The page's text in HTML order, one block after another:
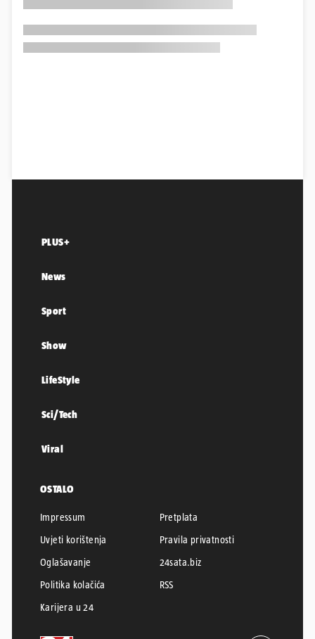
PLUS+
News
Sport
Show
LifeStyle
Sci/Tech
Viral
OSTALO
Impressum
Pretplata
Uvjeti korištenja
Pravila privatnosti
Oglašavanje
24sata.biz
Politika kolačića
RSS
Karijera u 24